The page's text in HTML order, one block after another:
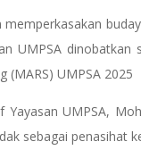
UMPSA dinobatkan
(MARS) UMPSA 2025
UMPSA,
sebagai penasihat